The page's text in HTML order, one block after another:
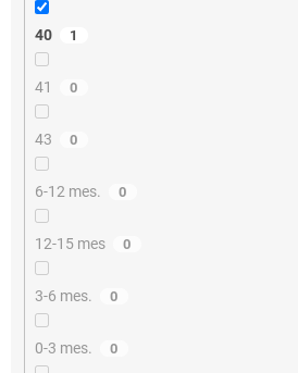
40 1
41 0
43 0
6-12 mes. 0
12-15 mes 0
3-6 mes. 0
0-3 mes. 0